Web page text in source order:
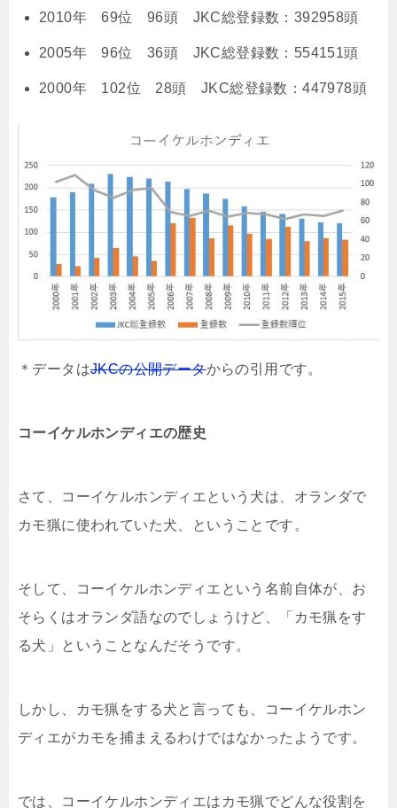
2010年 69位 96頭 JKC総登録数：392958頭
2005年 96位 36頭 JKC総登録数：554151頭
2000年 102位 28頭 JKC総登録数：447978頭
＊データはJKCの公開データからの引用です。
コーイケルホンディエの歴史
さて、コーイケルホンディエという犬は、オランダで
カモ猟に使われていた犬、ということです。
そして、コーイケルホンディエという名前自体が、お
そらくはオランダ語なのでしょうけど、「カモ猟をす
る犬」ということなんだそうです。
しかし、カモ猟をする犬と言っても、コーイケルホン
ディエがカモを捕まえるわけではなかったようです。
では、コーイケルホンディエはカモ猟でどんな役割を